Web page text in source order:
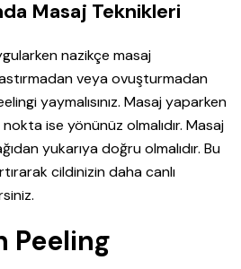
Masaj Teknikleri
nazikçe masaj
veya ovuşturmadan
yaymalısınız. Masaj yaparken
ise yönünüz olmalıdır. Masaj
yukarıya doğru olmalıdır. Bu
cildinizin daha canlı
Peeling